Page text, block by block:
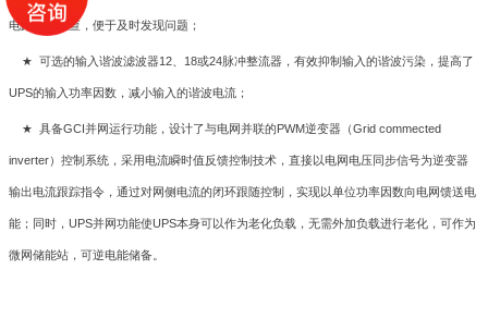
电路进行检查，便于及时发现问题；
★ 可选的输入谐波滤波器12 18或24脉冲整流器，有效抑制输入的谐波污染，提高了
UPS的输入功率因数，减小输入的谐波电流；
★ 具备GCI并网运行功能，设计了与电网并联的PWM逆变器（Grid commected
inverter）控制系统，采用电流瞬时值反馈控制技术，直接以电网电压同步信号为逆变器
输出电流跟踪指令，通过对网侧电流的闭环跟随控制，实现以单位功率因数向电网馈送电
能；同时， UPS并网功能使UPS本身可以作为老化负载，无需外加负载进行老化，可作为
微网储能站，可逆电能储备。